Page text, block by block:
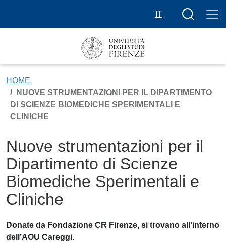
IT
Search
HOME
NUOVE STRUMENTAZIONI PER IL DIPARTIMENTO
DI SCIENZE BIOMEDICHE SPERIMENTALI E
CLINICHE
Nuove strumentazioni per il
Dipartimento di Scienze
Biomediche Sperimentali e
Cliniche
Donate da Fondazione CR Firenze, si trovano all’interno
dell’AOU Careggi.